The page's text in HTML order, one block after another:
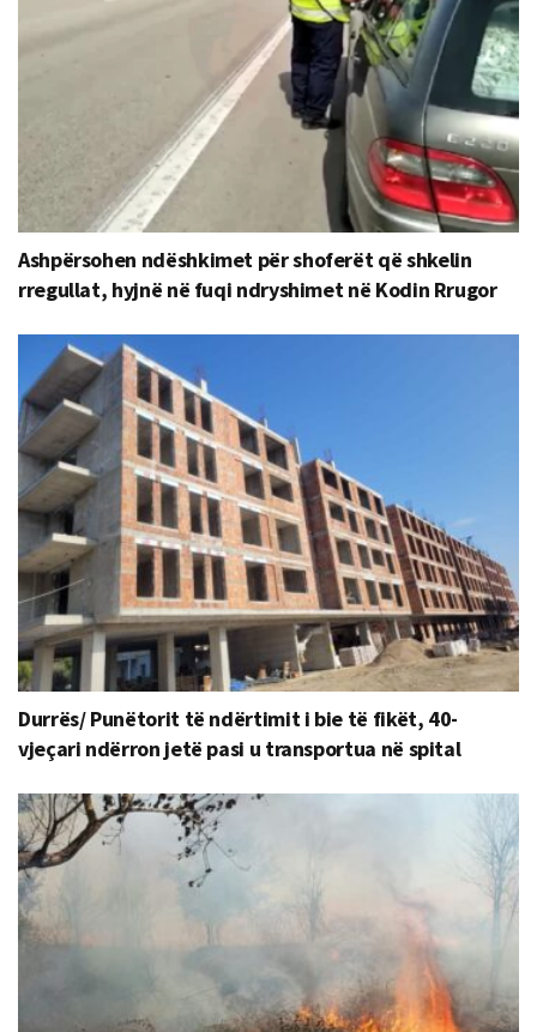
Ashpërsohen ndëshkimet për shoferët që shkelin
rregullat, hyjnë në fuqi ndryshimet në Kodin Rrugor
Durrës/ Punëtorit të ndërtimit i bie të fikët, 40-
vjeçari ndërron jetë pasi u transportua në spital